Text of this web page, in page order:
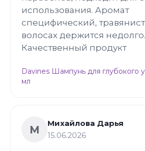
использования. Аромат
специфический,
волосах держится недолго.
Качественный продукт
Davines Шампунь для глубокого
мл
М
Михайлова Дарья
15.06.2026